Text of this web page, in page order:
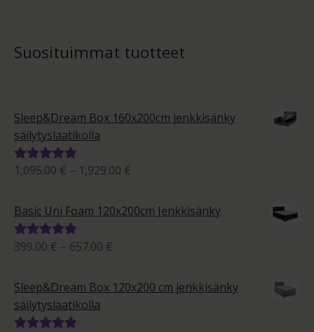
Suosituimmat tuotteet
Sleep&Dream Box 160x200cm jenkkisänky
säilytyslaatikolla
Arvostelu
5.00
/ 5
1,095.00 € – 1,929.00 €
-
1,929.00 €
Basic Uni Foam 120x200cm Jenkkisänky
Arvostelu
5.00
/ 5
399.00 € – 657.00 €
-
Sleep&Dream Box 120x200 cm jenkkisänky
säilytyslaatikolla